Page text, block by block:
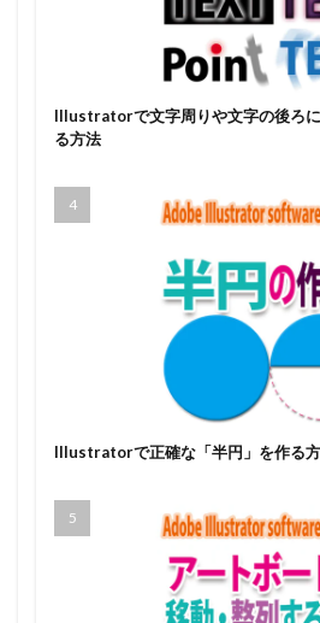
Illustratorで文字周りや文字の後ろ
る方法
Illustratorで正確な「半円」を作る